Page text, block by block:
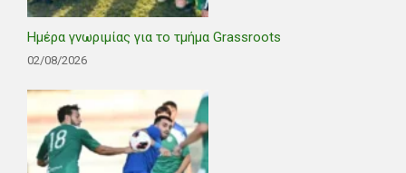
Ημέρα γνωριμίας για το τμήμα Grassroots
02/08/2026